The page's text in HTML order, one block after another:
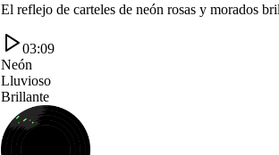
El reflejo de carteles de neón rosas y morados
03:09
Neón
Lluvioso
Brillante